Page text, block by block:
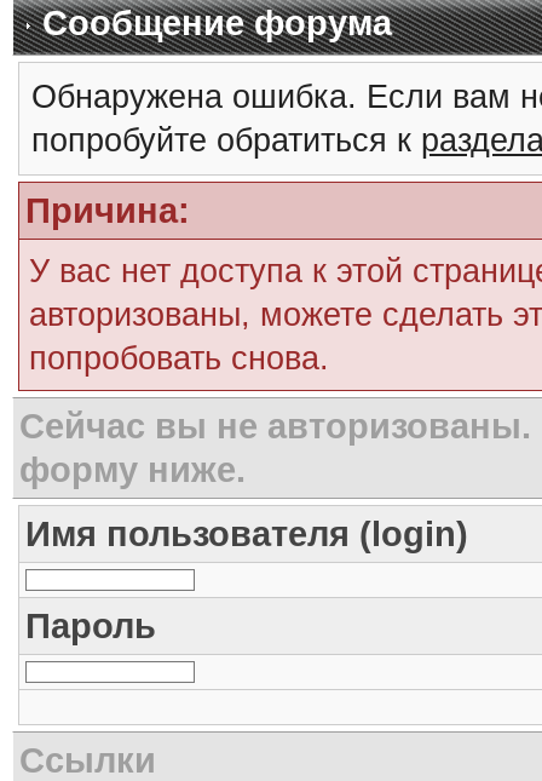
Сообщение форума
Обнаружена ошибка. Если вам
попробуйте обратиться к
Причина:
У вас нет доступа к этой
авторизованы, можете сделать
попробовать снова.
Сейчас вы не авторизованы.
форму ниже.
Имя пользователя (login)
Пароль
Ссылки